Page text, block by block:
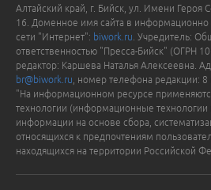
Алтайский край, г. Бийск, ул. Имени Героя
16. Доменное имя сайта в
сети "Интернет": biwork.ru . Учредитель:
ответственностью "Пресса-Бийск" (ОГРН
редактор: Каршева Наталья Алексеевна.
br@biwork.ru , номер телефона редакции:
"На информационном ресурсе
технологии (информационные технологии
информации на основе сбора,
относящихся к предпочтениям
находящихся на территории Российской